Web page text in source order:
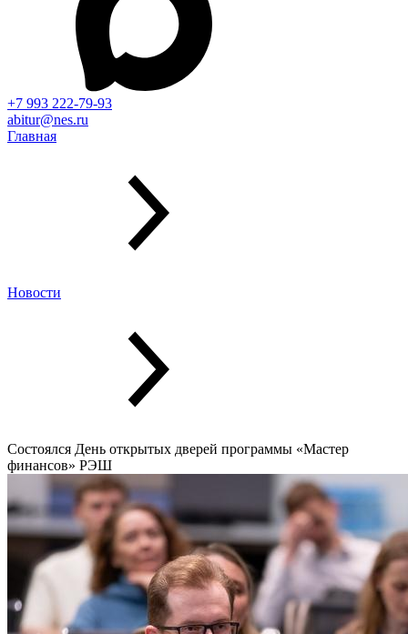
+7 993 222-79-93
abitur@nes.ru
Главная
Новости
Состоялся День открытых дверей программы «Мастер
финансов» РЭШ